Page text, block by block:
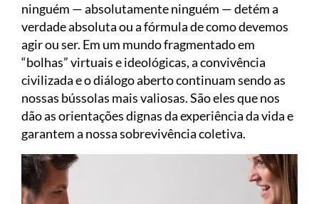
ninguém — absolutamente ninguém — detém a
verdade absoluta ou a fórmula de como devemos
agir ou ser. Em um mundo fragmentado em
“bolhas” virtuais e ideológicas, a convivência
civilizada e o diálogo aberto continuam sendo as
nossas bússolas mais valiosas. São eles que nos
dão as orientações dignas da experiência da vida e
garantem a nossa sobrevivência coletiva.